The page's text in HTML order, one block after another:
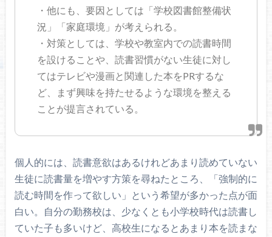
・他にも、要因としては「学校図書館整備状
況」「家庭環境」が考えられる。
・対策としては、学校や教室内での読書時間
を設けることや、読書習慣がない生徒に対し
てはテレビや漫画と関連した本をPRするな
ど、まず興味を持たせるような環境を整える
ことが提言されている。
個人的には、読書意欲はあるけれどあまり読めていない
生徒に読書量を増やす方策を尋ねたところ、「強制的に
読む時間を作って欲しい」という希望が多かった点が面
白い。自分の勤務校は、少なくとも小学校時代は読書し
ていた子も多いけど、高校生になるとあまり本を読まな